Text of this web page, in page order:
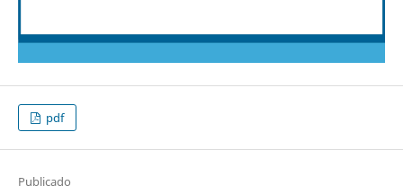
pdf
Publicado